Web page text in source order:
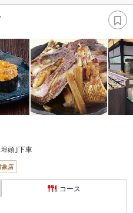
頭｣下車
象店
コース